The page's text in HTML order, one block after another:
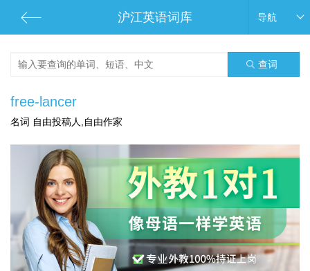
沪江英语词库 导航
查词
free-lancer
名词 自由投稿人,自由作家